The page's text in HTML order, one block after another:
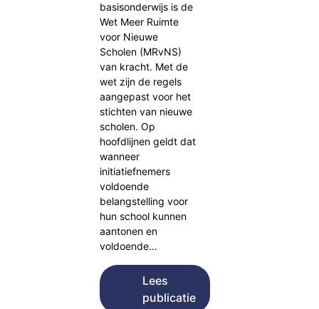
basisonderwijs is de
Wet Meer Ruimte
voor Nieuwe
Scholen (MRvNS)
van kracht. Met de
wet zijn de regels
aangepast voor het
stichten van nieuwe
scholen. Op
hoofdlijnen geldt dat
wanneer
initiatiefnemers
voldoende
belangstelling voor
hun school kunnen
aantonen en
voldoende…
Lees
publicatie